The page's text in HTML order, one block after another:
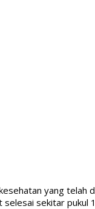
yang telah
sekitar pukul